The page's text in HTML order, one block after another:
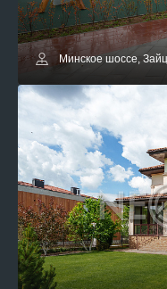
Минское шоссе,